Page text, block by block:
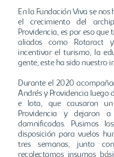
En la Fundación Viva se
el crecimiento del
Providencia, es por eso
aliados como Rotaract
incentivar el turismo, la
gente, este ha sido nuestro
Durante el 2020
Andrés y Providencia luego
e Iota, que causaron
Providencia y dejaron
damnificadas. Pusimos
disposición para vuelos
tres semanas, junto